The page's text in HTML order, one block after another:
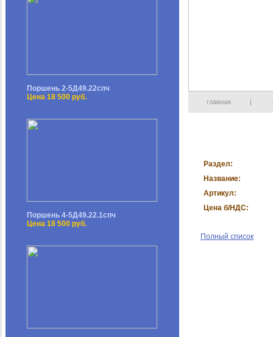
Поршень 2-5Д49.22спч
Цена 18 500 руб.
Поршень 4-5Д49.22.1спч
Цена 18 500 руб.
главная |
Раздел:
Название:
Артикул:
Цена б/НДС:
Полный список